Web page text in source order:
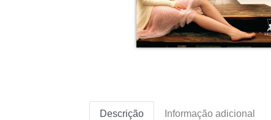
Descrição Informação adicional